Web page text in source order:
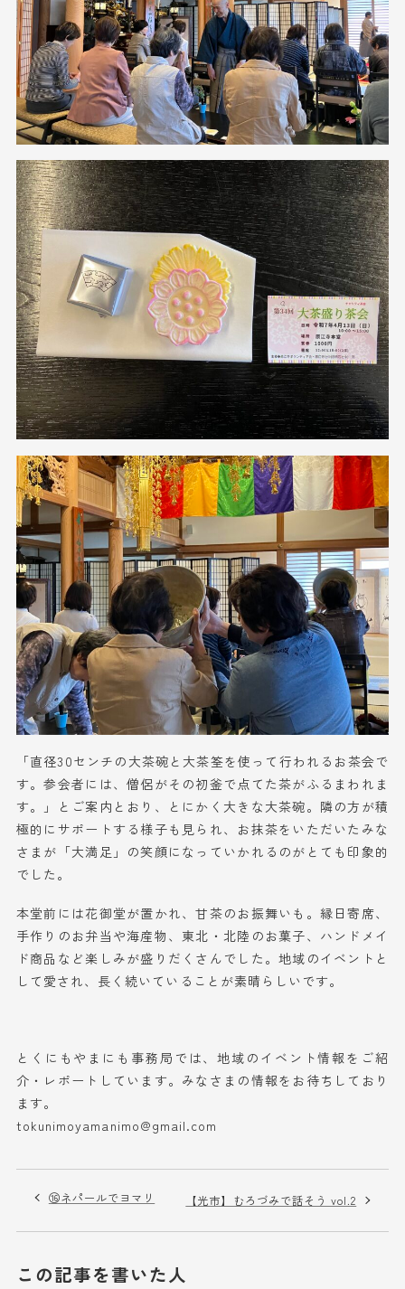
「直径30センチの大茶碗と大茶筌を使って行われるお茶会で
す。参会者には、僧侶がその初釜で点てた茶がふるまわれま
す。」とご案内とおり、とにかく大きな大茶碗。隣の方が積
極的にサポートする様子も見られ、お抹茶をいただいたみな
さまが「大満足」の笑顔になっていかれるのがとても印象的
でした。
本堂前には花御堂が置かれ、甘茶のお振舞いも。縁日寄席、
手作りのお弁当や海産物、東北・北陸のお菓子、ハンドメイ
ド商品など楽しみが盛りだくさんでした。地域のイベントと
して愛され、長く続いていることが素晴らしいです。
とくにもやまにも事務局では、地域のイベント情報をご紹
介・レポートしています。みなさまの情報をお待ちしており
ます。
tokunimoyamanimo@gmail.com
⑯ネパールでヨマリ 【光市】むろづみで話そう vol.2
この記事を書いた人